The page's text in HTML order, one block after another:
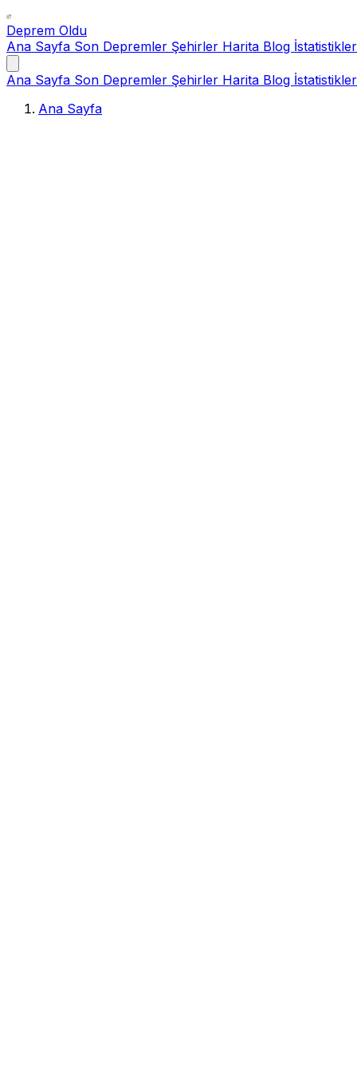
Deprem Oldu
Ana Sayfa Son Depremler Şehirler Harita Blog İstatistikler
Ana Sayfa Son Depremler Şehirler Harita Blog İstatistikler
Ana Sayfa